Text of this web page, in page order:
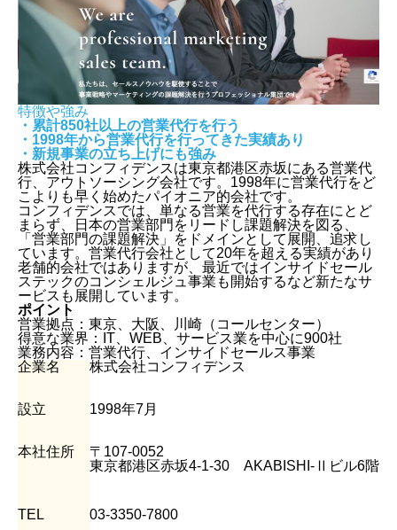
特徴や強み
・累計850社以上の営業代行を行う
・1998年から営業代行を行ってきた実績あり
・新規事業の立ち上げにも強み
株式会社コンフィデンスは東京都港区赤坂にある営業代
行、アウトソーシング会社です。1998年に営業代行をど
こよりも早く始めたパイオニア的会社です。
コンフィデンスでは、単なる営業を代行する存在にとど
まらず、日本の営業部門をリードし課題解決を図る、
「営業部門の課題解決」をドメインとして展開、追求し
ています。営業代行会社として20年を超える実績があり
老舗的会社ではありますが、最近ではインサイドセール
ステックのコンシェルジュ事業も開始するなど新たなサ
ービスも展開しています。
ポイント
営業拠点：東京、大阪、川崎（コールセンター）
得意な業界：IT、WEB、サービス業を中心に900社
業務内容：営業代行、インサイドセールス事業
企業名
株式会社コンフィデンス
設立 1998年7月
本社住所
〒107-0052
東京都港区赤坂4-1-30 AKABISHI-Ⅱビル6階
TEL 03-3350-7800